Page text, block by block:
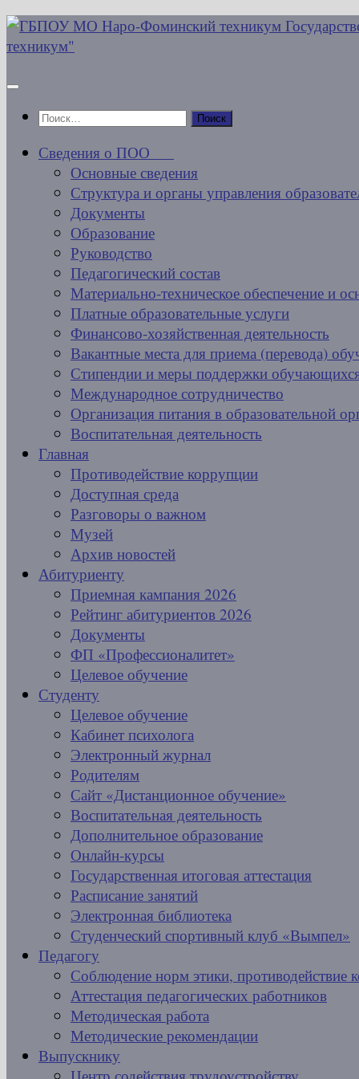
Перейти
к
Найти:
Сведения о ПОО
Основные сведения
Структура и органы управления
Документы
Образование
Руководство
Педагогический состав
Материально-техническое обеспечение и
Платные образовательные услуги
Финансово-хозяйственная деятельность
Вакантные места для приема (перевода)
Стипендии и меры поддержки
Международное сотрудничество
Организация питания в образовательной
Воспитательная деятельность
Главная
Противодействие коррупции
Доступная среда
Разговоры о важном
Музей
Архив новостей
Абитуриенту
Приемная кампания 2026
Рейтинг абитуриентов 2026
Документы
ФП «Профессионалитет»
Целевое обучение
Студенту
Целевое обучение
Кабинет психолога
Электронный журнал
Родителям
Сайт «Дистанционное обучение»
Воспитательная деятельность
Дополнительное образование
Онлайн-курсы
Государственная итоговая аттестация
Расписание занятий
Электронная библиотека
Студенческий спортивный клуб «Вымпел»
Педагогу
Соблюдение норм этики, противодействие
Аттестация педагогических работников
Методическая работа
Методические рекомендации
Выпускнику